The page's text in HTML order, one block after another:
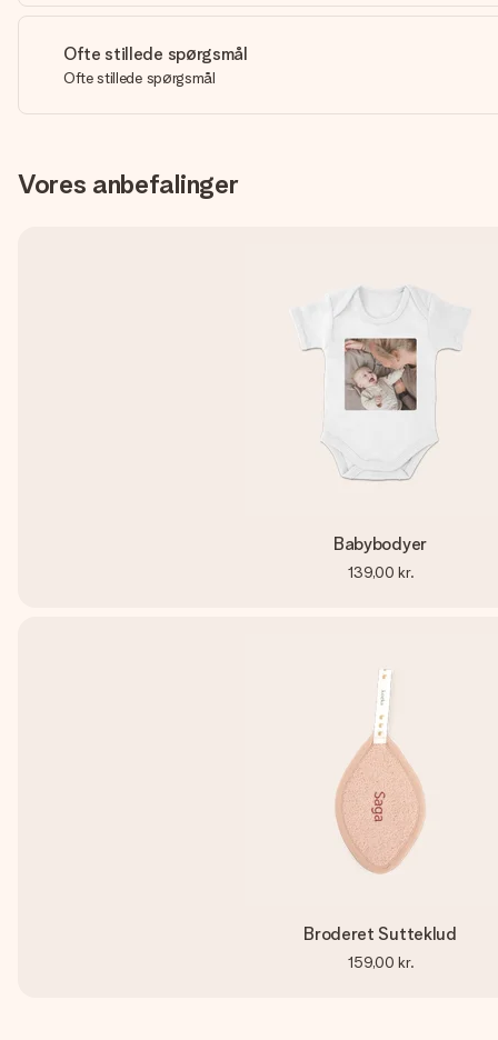
Ofte stillede spørgsmål
Ofte stillede spørgsmål
Vores anbefalinger
Babybodyer
139,00 kr.
Broderet Sutteklud
159,00 kr.